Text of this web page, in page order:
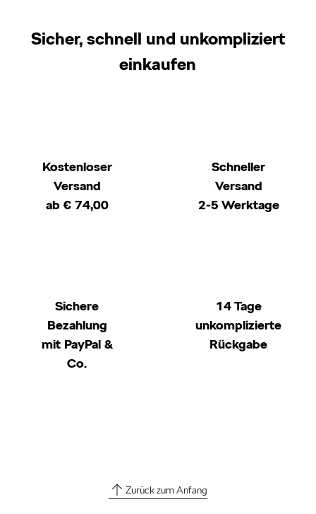
Sicher, schnell und unkompliziert
einkaufen
Kostenloser
Versand
ab € 74,00
Schneller
Versand
2-5 Werktage
Sichere
Bezahlung
mit PayPal &
Co.
14 Tage
unkomplizierte
Rückgabe
Zurück zum Anfang